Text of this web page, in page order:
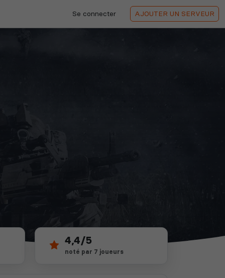
Se connecter AJOUTER UN SERVEUR
4,4/5
noté par 7 joueurs